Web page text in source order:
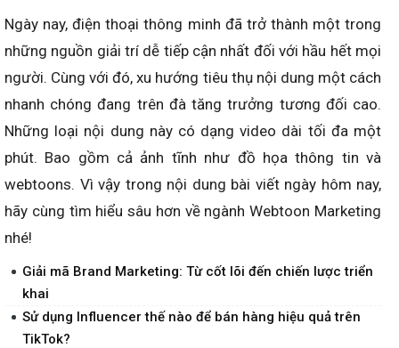
Ngày nay, điện thoại thông minh đã trở thành một trong
những nguồn giải trí dễ tiếp cận nhất đối với hầu hết mọi
người. Cùng với đó, xu hướng tiêu thụ nội dung một cách
nhanh chóng đang trên đà tăng trưởng tương đối cao.
Những loại nội dung này có dạng video dài tối đa một
phút. Bao gồm cả ảnh tĩnh như đồ họa thông tin và
webtoons. Vì vậy trong nội dung bài viết ngày hôm nay,
hãy cùng tìm hiểu sâu hơn về ngành Webtoon Marketing
nhé!
Giải mã Brand Marketing: Từ cốt lõi đến chiến lược triển
khai
Sử dụng Influencer thế nào để bán hàng hiệu quả trên
TikTok?